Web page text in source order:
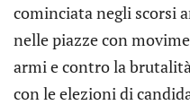
cominciata negli scorsi
nelle piazze con
armi e contro la
con le elezioni di